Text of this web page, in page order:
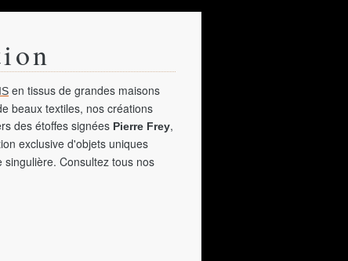
en tissus de grandes maisons
beaux textiles, nos créations
des étoffes signées Pierre Frey,
exclusive d'objets uniques
Consultez tous nos